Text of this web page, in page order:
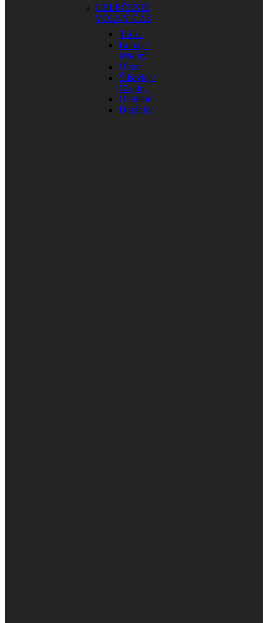
OBLEČENIE
VOĽNÝ ČAS
Tričká
Bundy /
Mikiny
Obuv
Šiltovky /
Čiapky
Okuliare
Doplnky